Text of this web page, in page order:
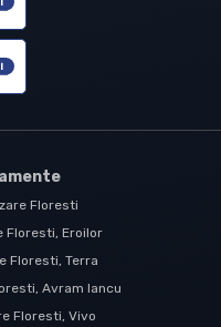
Floresti
Floresti, Eroilor
Floresti, Terra
Avram Iancu
Floresti, Vivo